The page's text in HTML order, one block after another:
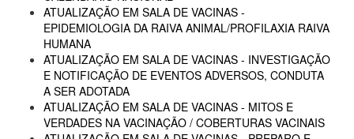
ATUALIZAÇÃO EM SALA DE VACINAS -
EPIDEMIOLOGIA DA RAIVA ANIMAL/PROFILAXIA RAIVA
HUMANA
ATUALIZAÇÃO EM SALA DE VACINAS - INVESTIGAÇÃO
E NOTIFICAÇÃO DE EVENTOS ADVERSOS, CONDUTA
A SER ADOTADA
ATUALIZAÇÃO EM SALA DE VACINAS - MITOS E
VERDADES NA VACINAÇÃO / COBERTURAS VACINAIS